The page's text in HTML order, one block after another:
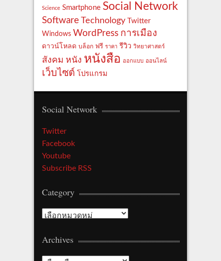
Science Smartphone Social Network
Software Technology
Twitter
Windows WordPress การเมือง
ดาวน์โหลด บล็อก ฟรี ราคา รีวิว วิทยาศาสตร์
สังคม หนัง หนังสือ ออกแบบ ออนไลน์
เว็บไซต์ โปรแกรม
Social Network
Twitter
Facebook
Youtube
Subscribe RSS
Category
Category
Archives